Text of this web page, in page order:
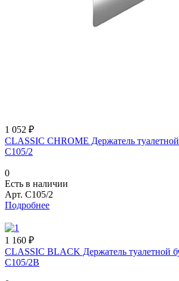
1 052 ₽
CLASSIC CHROME Держатель
C105/2
0
Есть в наличии
Арт. C105/2
Подробнее
1 160 ₽
CLASSIC BLACK Держатель туалетной
C105/2B